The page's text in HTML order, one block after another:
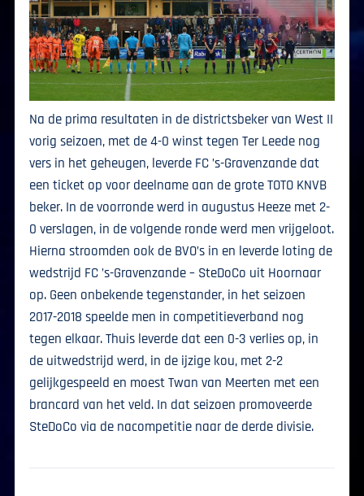
Na de prima resultaten in de districtsbeker van West II
vorig seizoen, met de 4-0 winst tegen Ter Leede nog
vers in het geheugen, leverde FC ’s-Gravenzande dat
een ticket op voor deelname aan de grote TOTO KNVB
beker. In de voorronde werd in augustus Heeze met 2-
0 verslagen, in de volgende ronde werd men vrijgeloot.
Hierna stroomden ook de BVO’s in en leverde loting de
wedstrijd FC ’s-Gravenzande – SteDoCo uit Hoornaar
op. Geen onbekende tegenstander, in het seizoen
2017-2018 speelde men in competitieverband nog
tegen elkaar. Thuis leverde dat een 0-3 verlies op, in
de uitwedstrijd werd, in de ijzige kou, met 2-2
gelijkgespeeld en moest Twan van Meerten met een
brancard van het veld. In dat seizoen promoveerde
SteDoCo via de nacompetitie naar de derde divisie.